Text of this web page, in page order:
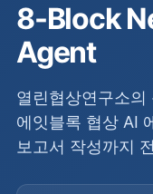
8-Block
Agent
열린협상연구소
에잇블록 협상 AI
보고서 작성까지